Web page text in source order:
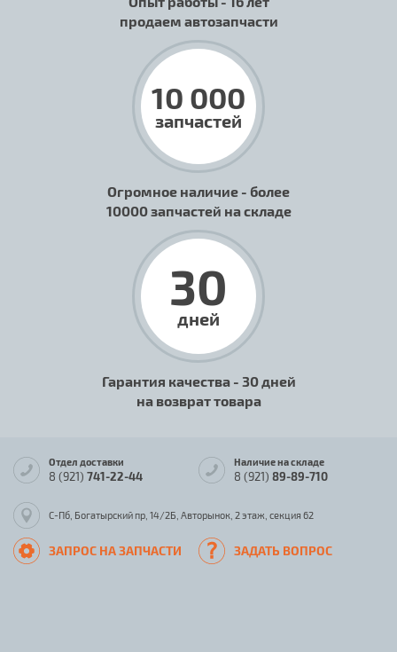
продаем автозапчасти
10 000
запчастей
Огромное наличие - более
10000 запчастей на складе
30
дней
Гарантия качества - 30 дней
на возврат товара
Отдел доставки
8 (921) 741-22-44
Наличие на складе
8 (921) 89-89-710
С-Пб, Богатырский пр, 14/2Б, Авторынок, 2 этаж, секция 62
ЗАПРОС НА ЗАПЧАСТИ ЗАДАТЬ ВОПРОС